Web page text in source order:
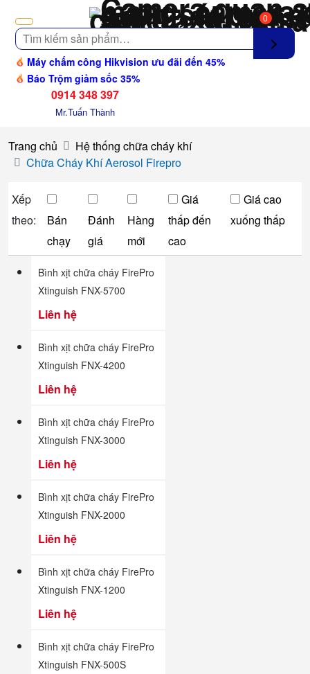
Tìm
kiếm
Máy chấm công Hikvision ưu đãi đến 45%
Báo Trộm giảm sốc 35%
0
0914 348 397
Mr.Tuấn Thành
Trang chủ
Hệ thống chữa cháy khí
Chữa Cháy Khí Aerosol Firepro
Xếp
theo:
Bán
chạy
Đánh
giá
Hàng
mới
Giá
thấp đến
cao
Giá cao
xuống thấp
Bình xịt chữa cháy FirePro
Xtinguish FNX-5700
Liên hệ
Bình xịt chữa cháy FirePro
Xtinguish FNX-4200
Liên hệ
Bình xịt chữa cháy FirePro
Xtinguish FNX-3000
Liên hệ
Bình xịt chữa cháy FirePro
Xtinguish FNX-2000
Liên hệ
Bình xịt chữa cháy FirePro
Xtinguish FNX-1200
Liên hệ
Bình xịt chữa cháy FirePro
Xtinguish FNX-500S